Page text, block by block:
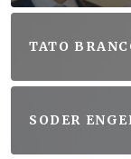
TATO
SODER